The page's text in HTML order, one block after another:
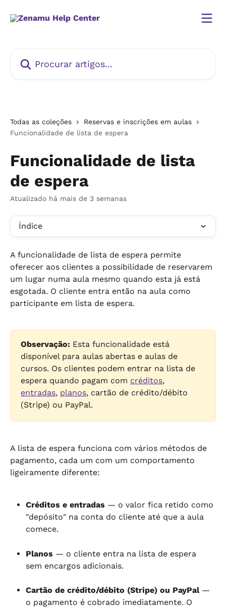
Todas as coleções
Reservas e inscrições em aulas
Funcionalidade de lista de espera
Funcionalidade de lista
de espera
Atualizado há mais de 3 semanas
Índice
A funcionalidade de lista de espera permite
oferecer aos clientes a possibilidade de reservarem
um lugar numa aula mesmo quando esta já está
esgotada. O cliente entra então na aula como
participante em lista de espera.
Observação: Esta funcionalidade está
disponível para aulas abertas e aulas de
cursos. Os clientes podem entrar na lista de
espera quando pagam com créditos,
entradas, planos, cartão de crédito/débito
(Stripe) ou PayPal.
A lista de espera funciona com vários métodos de
pagamento, cada um com um comportamento
ligeiramente diferente:
Créditos e entradas — o valor fica retido como
"depósito" na conta do cliente até que a aula
comece.
Planos — o cliente entra na lista de espera
sem encargos adicionais.
Cartão de crédito/débito (Stripe) ou PayPal —
o pagamento é cobrado imediatamente. O